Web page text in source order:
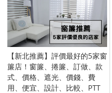
【新北推薦】評價最好的5家窗
簾店！窗簾、捲簾、訂做、款
式、價格、遮光、價錢、費
用、便宜、設計、比較、PTT